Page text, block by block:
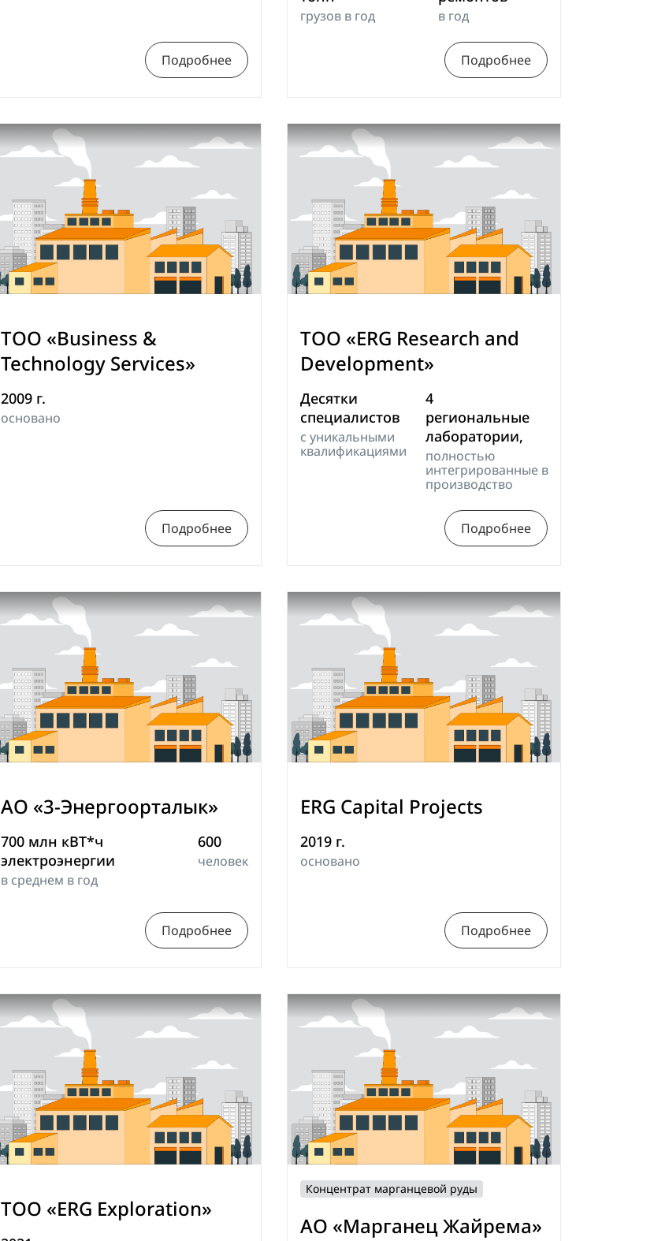
Подробнее
грузов в год в год
Подробнее
ТОО «Business &
Technology Services»
2009 г.
основано
Подробнее
ТОО «ERG Research and
Development»
Десятки
специалистов
с уникальными
квалификациями
4
региональные
лаборатории,
полностью
интегрированные в
производство
Подробнее
АО «3-Энергоорталык»
700 млн кВТ*ч
электроэнергии
в среднем в год
600
человек
Подробнее
ERG Capital Projects
2019 г.
основано
Подробнее
ТОО «ERG Exploration»
Концентрат марганцевой руды
АО «Марганец Жайрема»